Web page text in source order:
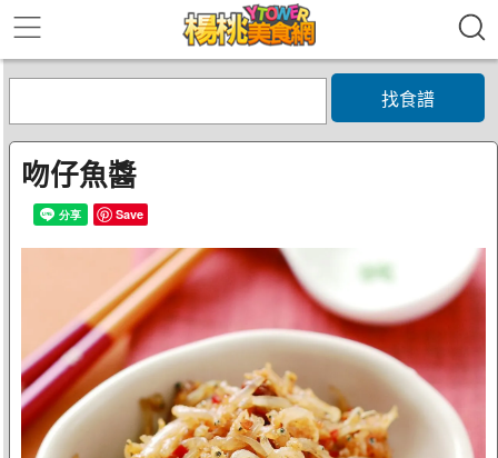
找食譜
吻仔魚醬
Save